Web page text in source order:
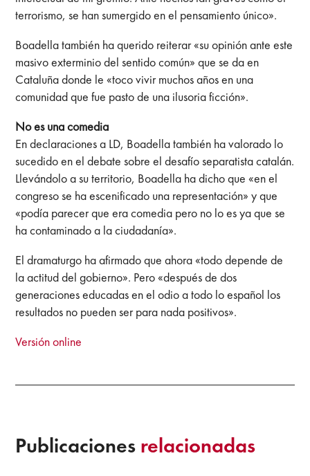
terrorismo, se han sumergido en el pensamiento único».
Boadella también ha querido reiterar «su opinión ante este
masivo exterminio del sentido común» que se da en
Cataluña donde le «toco vivir muchos años en una
comunidad que fue pasto de una ilusoria ficción».
No es una comedia
En declaraciones a LD, Boadella también ha valorado lo
sucedido en el debate sobre el desafío separatista catalán.
Llevándolo a su territorio, Boadella ha dicho que «en el
congreso se ha escenificado una representación» y que
«podía parecer que era comedia pero no lo es ya que se
ha contaminado a la ciudadanía».
El dramaturgo ha afirmado que ahora «todo depende de
la actitud del gobierno». Pero «después de dos
generaciones educadas en el odio a todo lo español los
resultados no pueden ser para nada positivos».
Versión online
Publicaciones relacionadas